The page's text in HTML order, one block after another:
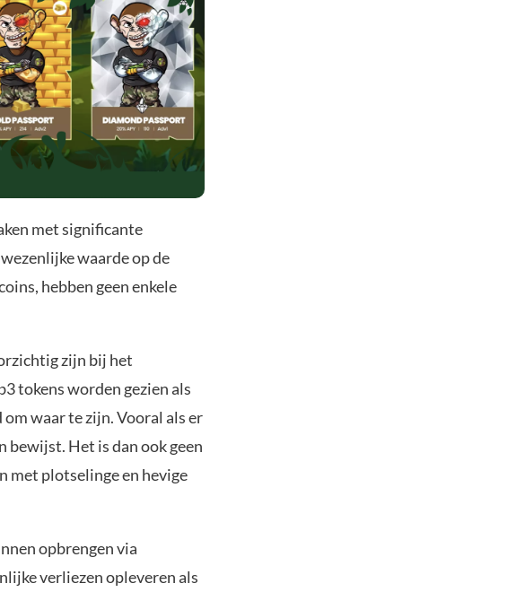
met significante
waarde op de
hebben geen enkele
zijn bij het
tokens worden gezien als
waar te zijn. Vooral als er
bewijst. Het is dan ook geen
met plotselinge en hevige
opbrengen via
verliezen opleveren als